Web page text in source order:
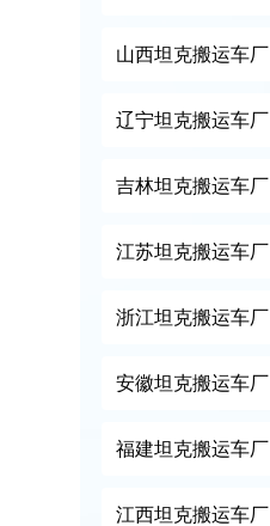
山西坦克搬运车厂
辽宁坦克搬运车厂
吉林坦克搬运车厂
江苏坦克搬运车厂
浙江坦克搬运车厂
安徽坦克搬运车厂
福建坦克搬运车厂
江西坦克搬运车厂